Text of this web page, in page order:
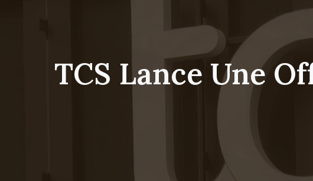
TCS Lance Une